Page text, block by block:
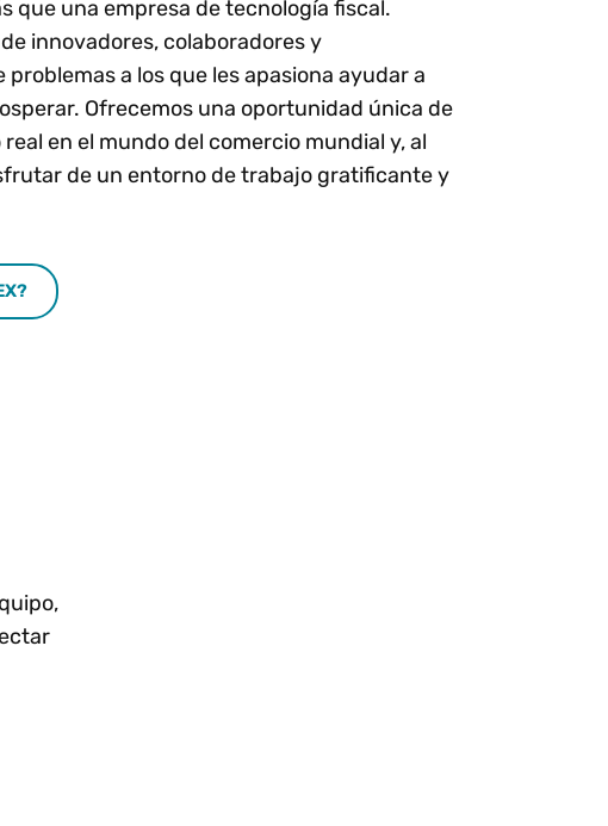
que una empresa de tecnología fiscal.
innovadores, colaboradores y
problemas a los que les apasiona ayudar a
Ofrecemos una oportunidad única de
en el mundo del comercio mundial y, al
de un entorno de trabajo gratificante y